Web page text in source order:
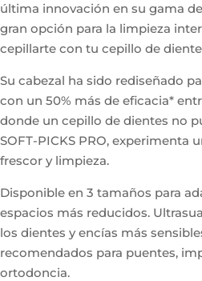
última innovación en su gama
gran opción para la limpieza
cepillarte con tu cepillo de
Su cabezal ha sido rediseñado
con un 50% más de eficacia*
donde un cepillo de dientes no
SOFT-PICKS PRO, experimenta
frescor y limpieza.
Disponible en 3 tamaños para
espacios más reducidos.
los dientes y encías más
recomendados para puentes,
ortodoncia.